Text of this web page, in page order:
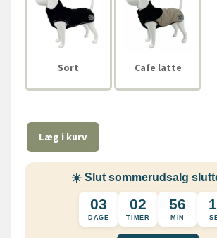
Sort Cafe latte
Læg i kurv
☀️ Slut sommerudsalg
03
DAGE
02
TIMER
56
MIN